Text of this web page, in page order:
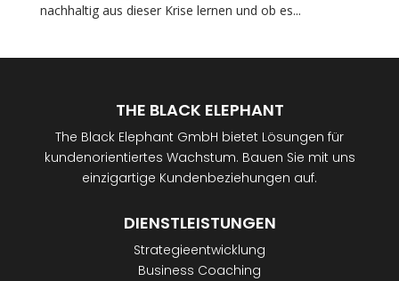
nachhaltig aus dieser Krise lernen und ob es...
THE BLACK ELEPHANT
The Black Elephant GmbH bietet Lösungen für
kundenorientiertes Wachstum. Bauen Sie mit uns
einzigartige Kundenbeziehungen auf.
DIENSTLEISTUNGEN
Strategieentwicklung
Business Coaching